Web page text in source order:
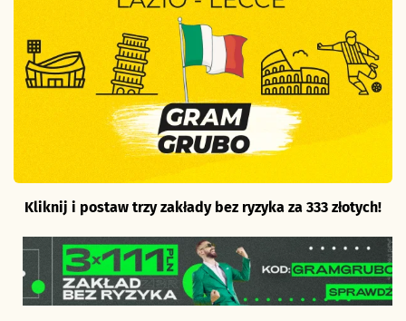
Kliknij i postaw trzy zakłady bez ryzyka za 333 złotych!